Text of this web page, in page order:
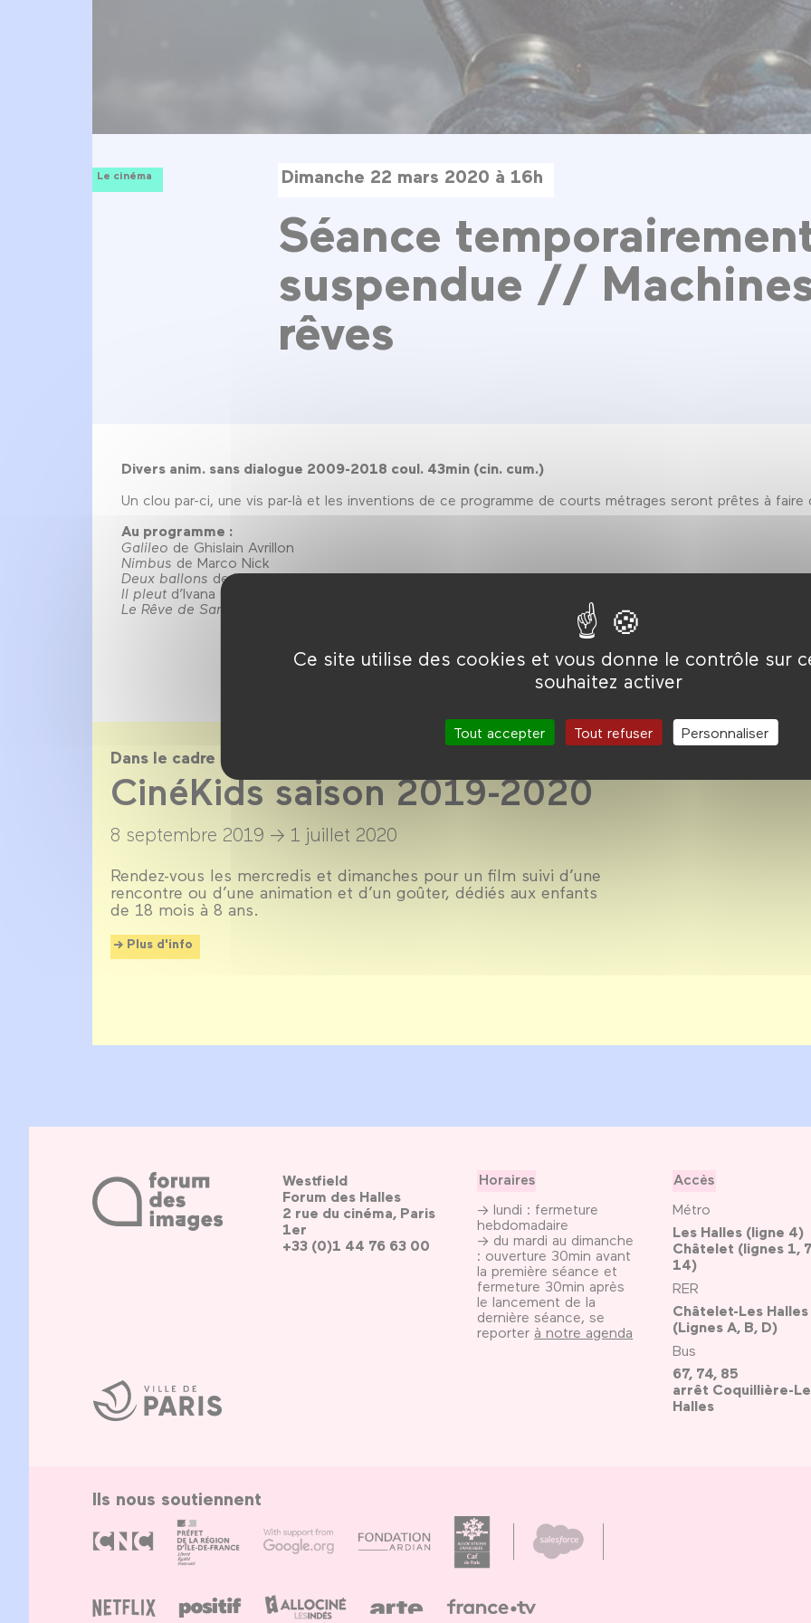
Ce site utilise des cookies et vous donne le contrôle sur
souhaitez activer
Tout accepter Tout refuser Personnaliser
Le cinéma Dimanche 22 mars 2020 à 16h
Séance
suspendue //
rêves
Divers anim. sans dialogue 2009-2018 coul. 43min (cin. cum.)
Un clou par-ci, une vis par-là et les inventions de ce programme de courts métrages seront prêtes à faire
Au programme :
Galileo de Ghislain Avrillon
Nimbus de Marco Nick
Deux ballons de Mark C. Smith,
Il pleut d’Ivana Guljasevic
Le Rêve de Sam
Dans le cadre de
CinéKids saison 2019-2020
8 septembre 2019 → 1 juillet 2020
Rendez-vous les mercredis et dimanches pour un film suivi d’une
rencontre ou d’une animation et d’un goûter, dédiés aux enfants
de 18 mois à 8 ans.
Plus d'info
Ville
de
Paris
Westfield
Forum des Halles
2 rue du cinéma, Paris
1er
+33 (0)1 44 76 63 00
Horaires
→ lundi : fermeture
hebdomadaire
→ du mardi au dimanche
: ouverture 30min avant
la première séance et
fermeture 30min après
le lancement de la
dernière séance, se
reporter à notre agenda
Accès
Métro
Les Halles (ligne 4)
Châtelet (lignes 1,
14)
RER
Châtelet-Les Halles
(Lignes A, B, D)
Bus
67, 74, 85
arrêt Coquillière-
Halles
Ils nous soutiennent